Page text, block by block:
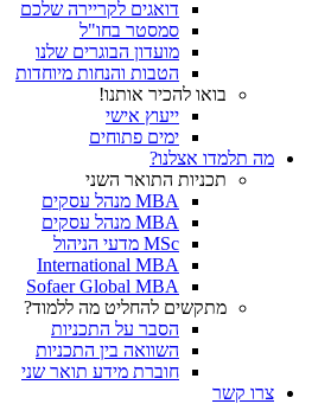
דואגים לקריירה שלכם
סמסטר בחו"ל
מועדון הבוגרים שלנו
הטבות והנחות מיוחדות
בואו להכיר אותנו!
ייעוץ אישי
ימים פתוחים
מה תלמדו אצלנו?
תכניות התואר השני
MBA מנהל עסקים
MBA מנהל עסקים
MSc מדעי הניהול
International MBA
Sofaer Global MBA
מתקשים להחליט מה ללמוד?
הסבר על התכניות
השוואה בין התכניות
חוברת מידע תואר שני
צרו קשר